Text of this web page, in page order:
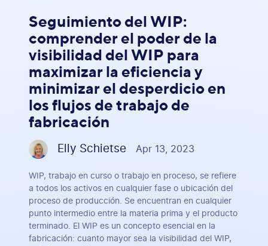
Seguimiento del WIP:
comprender el poder de la
visibilidad del WIP para
maximizar la eficiencia y
minimizar el desperdicio en
los flujos de trabajo de
fabricación
Elly Schietse Apr 13, 2023
WIP, trabajo en curso o trabajo en proceso, se refiere
a todos los activos en cualquier fase o ubicación del
proceso de producción. Se encuentran en cualquier
punto intermedio entre la materia prima y el producto
terminado. El WIP es un concepto esencial en la
fabricación: cuanto mayor sea la visibilidad del WIP,